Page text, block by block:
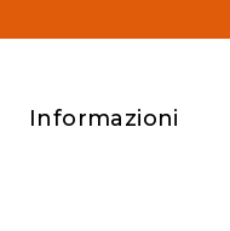
Informazioni